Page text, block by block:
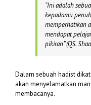
“Ini adalah
kepadamu
memperhatikan
mendapat
pikiran”(QS.
Dalam sebuah hadist
akan menyelamatkan
membacanya.